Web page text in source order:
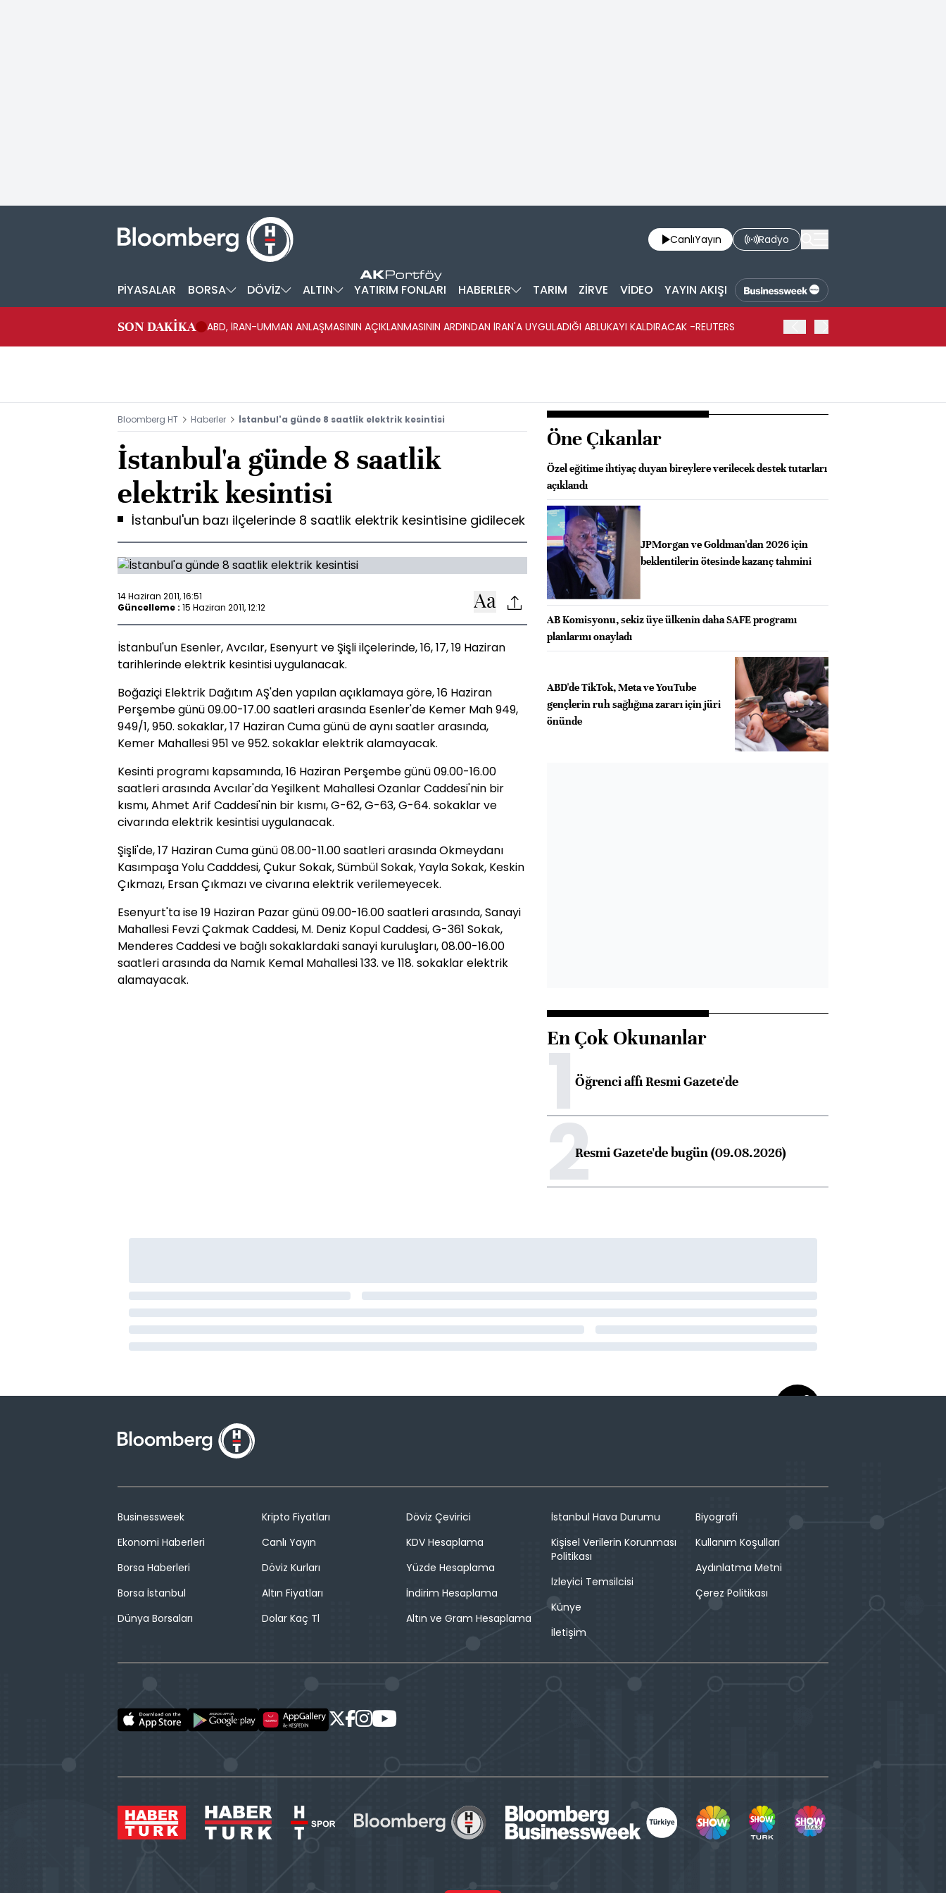
CanlıYayın Radyo
PİYASALAR BORSA DÖVİZ ALTIN YATIRIM FONLARI HABERLER TARIM ZİRVE VİDEO YAYIN AKIŞI
SON DAKİKA ABD, İRAN-UMMAN ANLAŞMASININ AÇIKLANMASININ ARDINDAN İRAN'A UYGULADIĞI ABLUKAYI KALDIRACAK -REUTERS
Bloomberg HT Haberler İstanbul'a günde 8 saatlik elektrik kesintisi
İstanbul'a günde 8 saatlik
elektrik kesintisi
İstanbul'un bazı ilçelerinde 8 saatlik elektrik kesintisine gidilecek
14 Haziran 2011, 16:51
Güncelleme : 15 Haziran 2011, 12:12
İstanbul'un Esenler, Avcılar, Esenyurt ve Şişli ilçelerinde, 16, 17, 19 Haziran
tarihlerinde elektrik kesintisi uygulanacak.
Boğaziçi Elektrik Dağıtım AŞ'den yapılan açıklamaya göre, 16 Haziran
Perşembe günü 09.00-17.00 saatleri arasında Esenler'de Kemer Mah 949,
949/1, 950. sokaklar, 17 Haziran Cuma günü de aynı saatler arasında,
Kemer Mahallesi 951 ve 952. sokaklar elektrik alamayacak.
Kesinti programı kapsamında, 16 Haziran Perşembe günü 09.00-16.00
saatleri arasında Avcılar'da Yeşilkent Mahallesi Ozanlar Caddesi'nin bir
kısmı, Ahmet Arif Caddesi'nin bir kısmı, G-62, G-63, G-64. sokaklar ve
civarında elektrik kesintisi uygulanacak.
Şişli'de, 17 Haziran Cuma günü 08.00-11.00 saatleri arasında Okmeydanı
Kasımpaşa Yolu Cadddesi, Çukur Sokak, Sümbül Sokak, Yayla Sokak, Keskin
Çıkmazı, Ersan Çıkmazı ve civarına elektrik verilemeyecek.
Esenyurt'ta ise 19 Haziran Pazar günü 09.00-16.00 saatleri arasında, Sanayi
Mahallesi Fevzi Çakmak Caddesi, M. Deniz Kopul Caddesi, G-361 Sokak,
Menderes Caddesi ve bağlı sokaklardaki sanayi kuruluşları, 08.00-16.00
saatleri arasında da Namık Kemal Mahallesi 133. ve 118. sokaklar elektrik
alamayacak.
Öne Çıkanlar
Özel eğitime ihtiyaç duyan bireylere verilecek destek tutarları
açıklandı
JPMorgan ve Goldman'dan 2026 için
beklentilerin ötesinde kazanç tahmini
AB Komisyonu, sekiz üye ülkenin daha SAFE programı
planlarını onayladı
ABD'de TikTok, Meta ve YouTube
gençlerin ruh sağlığına zararı için jüri
önünde
En Çok Okunanlar
1Öğrenci affı Resmi Gazete'de
2Resmi Gazete'de bugün (09.08.2026)
Businessweek
Ekonomi Haberleri
Borsa Haberleri
Borsa İstanbul
Dünya Borsaları
Kripto Fiyatları
Canlı Yayın
Döviz Kurları
Altın Fiyatları
Dolar Kaç Tl
Döviz Çevirici
KDV Hesaplama
Yüzde Hesaplama
İndirim Hesaplama
Altın ve Gram Hesaplama
İstanbul Hava Durumu
Kişisel Verilerin Korunması
Politikası
İzleyici Temsilcisi
Künye
İletişim
Biyografi
Kullanım Koşulları
Aydınlatma Metni
Çerez Politikası